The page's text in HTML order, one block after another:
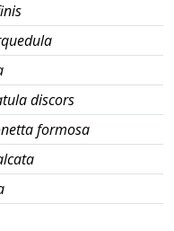
discors
formosa